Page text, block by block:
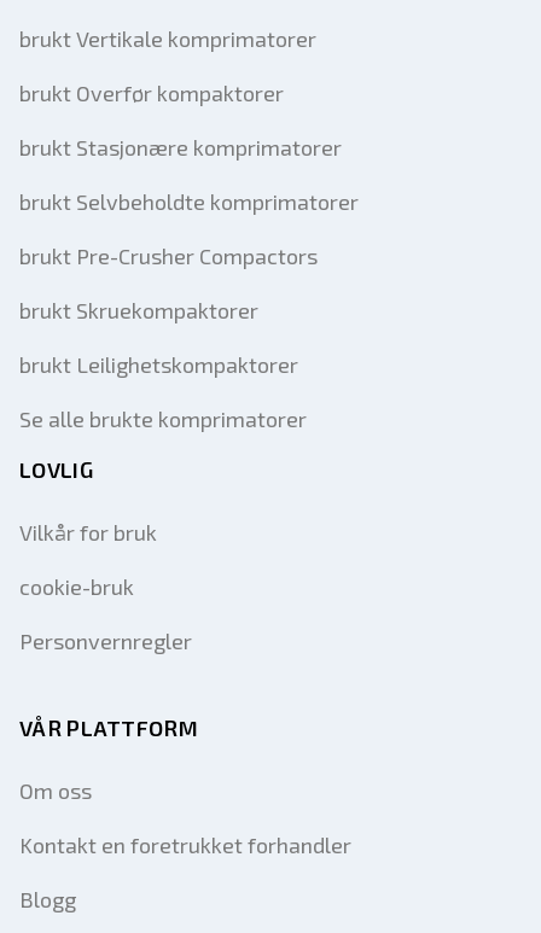
brukt Vertikale komprimatorer
brukt Overfør kompaktorer
brukt Stasjonære komprimatorer
brukt Selvbeholdte komprimatorer
brukt Pre-Crusher Compactors
brukt Skruekompaktorer
brukt Leilighetskompaktorer
Se alle brukte komprimatorer
LOVLIG
Vilkår for bruk
cookie-bruk
Personvernregler
VÅR PLATTFORM
Om oss
Kontakt en foretrukket forhandler
Blogg